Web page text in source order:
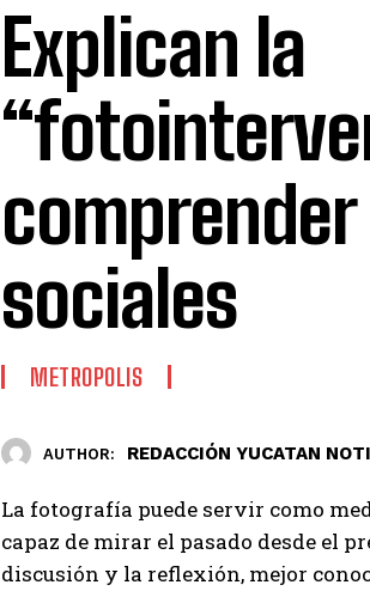
Explican la
sociales
METROPOLIS
AUTHOR: REDACCIÓN YUCATAN
La fotografía puede servir como
capaz de mirar el pasado desde el
discusión y la reflexión, mejor